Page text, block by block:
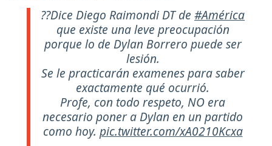
??Dice Diego Raimondi DT de #América
que existe una leve preocupación
porque lo de Dylan Borrero puede ser
lesión.
Se le practicarán examenes para saber
exactamente qué ocurrió.
Profe, con todo respeto, NO era
necesario poner a Dylan en un partido
como hoy. pic.twitter.com/xA0210Kcxa